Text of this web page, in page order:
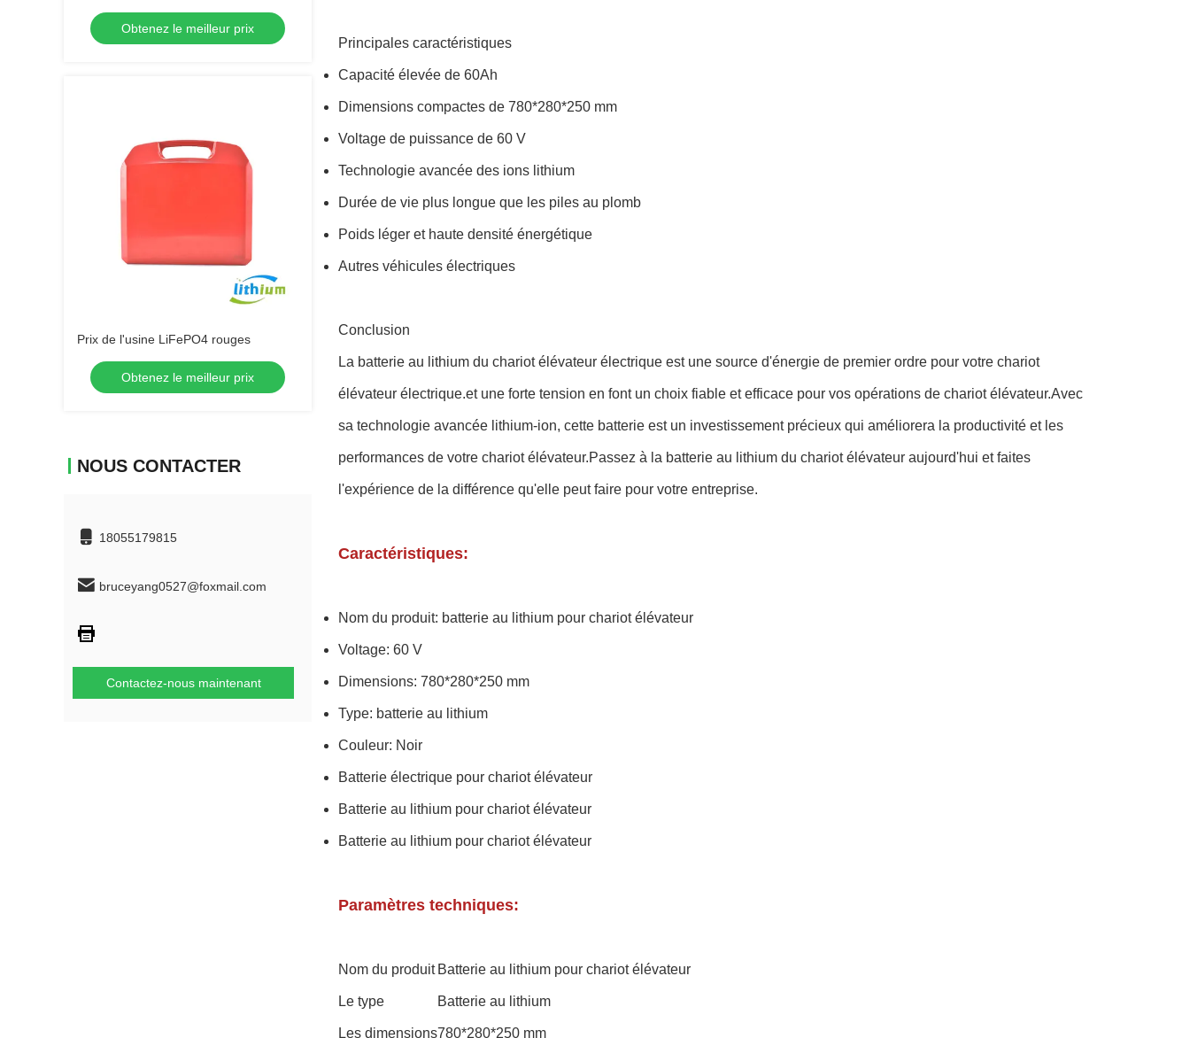
Obtenez le meilleur prix
Prix de l'usine LiFePO4 rouges
Obtenez le meilleur prix
NOUS CONTACTER
18055179815
bruceyang0527@foxmail.com
Contactez-nous maintenant
Principales caractéristiques
Capacité élevée de 60Ah
Dimensions compactes de 780*280*250 mm
Voltage de puissance de 60 V
Technologie avancée des ions lithium
Durée de vie plus longue que les piles au plomb
Poids léger et haute densité énergétique
Autres véhicules électriques
Conclusion
La batterie au lithium du chariot élévateur électrique est une source d'énergie de premier ordre pour votre chariot
élévateur électrique.et une forte tension en font un choix fiable et efficace pour vos opérations de chariot élévateur.Avec
sa technologie avancée lithium-ion, cette batterie est un investissement précieux qui améliorera la productivité et les
performances de votre chariot élévateur.Passez à la batterie au lithium du chariot élévateur aujourd'hui et faites
l'expérience de la différence qu'elle peut faire pour votre entreprise.
Caractéristiques:
Nom du produit: batterie au lithium pour chariot élévateur
Voltage: 60 V
Dimensions: 780*280*250 mm
Type: batterie au lithium
Couleur: Noir
Batterie électrique pour chariot élévateur
Batterie au lithium pour chariot élévateur
Batterie au lithium pour chariot élévateur
Paramètres techniques:
Nom du produit Batterie au lithium pour chariot élévateur
Le type Batterie au lithium
Les dimensions780*280*250 mm